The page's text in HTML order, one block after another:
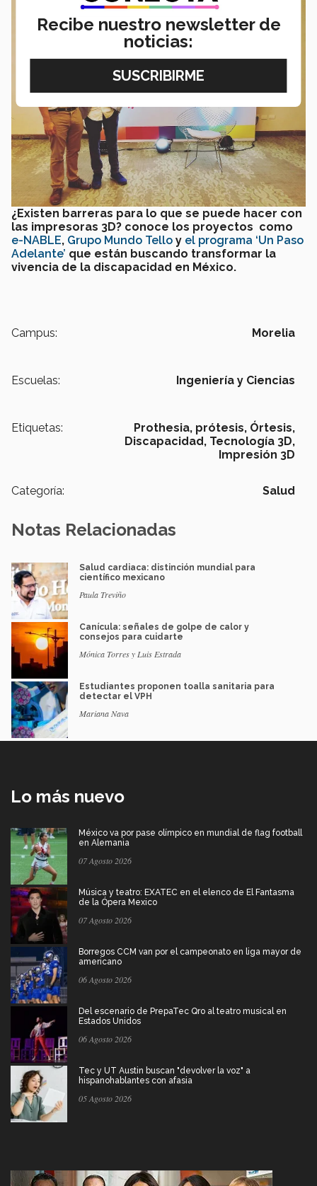
¿Existen barreras para lo que se puede hacer con
las impresoras 3D? conoce los proyectos como
e-NABLE, Grupo Mundo Tello y el programa ‘Un Paso
Adelante’ que están buscando transformar la
vivencia de la discapacidad en México.
Campus: Morelia
Escuelas: Ingeniería y Ciencias
Etiquetas: Prothesia, prótesis, Órtesis,
Discapacidad, Tecnología 3D,
Impresión 3D
Categoría: Salud
Notas Relacionadas
Salud cardiaca: distinción mundial para
científico mexicano
Paula Treviño
Canícula: señales de golpe de calor y
consejos para cuidarte
Mónica Torres y Luis Estrada
Estudiantes proponen toalla sanitaria para
detectar el VPH
Mariana Nava
Lo más nuevo
México va por pase olímpico en mundial de flag football
en Alemania
07 Agosto 2026
Música y teatro: EXATEC en el elenco de El Fantasma
de la Ópera Mexico
07 Agosto 2026
Borregos CCM van por el campeonato en liga mayor de
americano
06 Agosto 2026
Del escenario de PrepaTec Qro al teatro musical en
Estados Unidos
06 Agosto 2026
Tec y UT Austin buscan "devolver la voz" a
hispanohablantes con afasia
05 Agosto 2026
Recibe nuestro newsletter de
noticias: